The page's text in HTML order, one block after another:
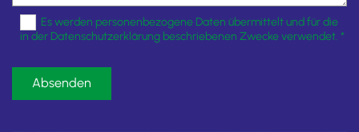
Es werden personenbezogene Daten übermittelt und für die
in der Datenschutzerklärung beschriebenen Zwecke verwendet. *